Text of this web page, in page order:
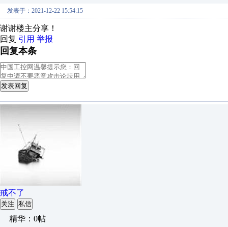
发表于：2021-12-22 15:54:15
谢谢楼主分享！
回复 引用 举报
回复本条
发表回复
戒不了
关注 私信
精华：0帖